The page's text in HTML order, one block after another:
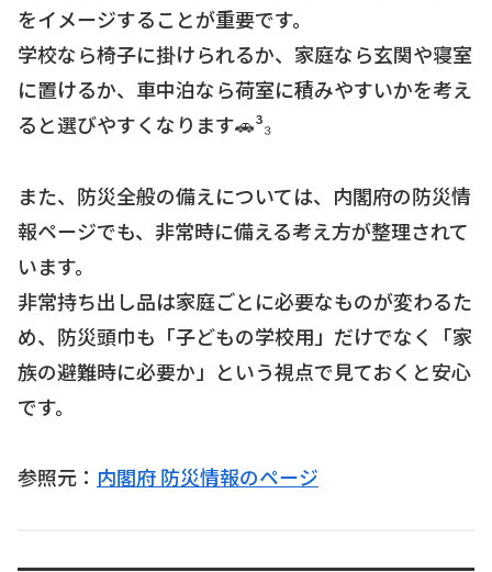
をイメージすることが重要です。
学校なら椅子に掛けられるか、家庭なら玄関や寝室
に置けるか、車中泊なら荷室に積みやすいかを考え
ると選びやすくなります🚗³₃
また、防災全般の備えについては、内閣府の防災情
報ページでも、非常時に備える考え方が整理されて
います。
非常持ち出し品は家庭ごとに必要なものが変わるた
め、防災頭巾も「子どもの学校用」だけでなく「家
族の避難時に必要か」という視点で見ておくと安心
です。
参照元： 内閣府 防災情報のページ